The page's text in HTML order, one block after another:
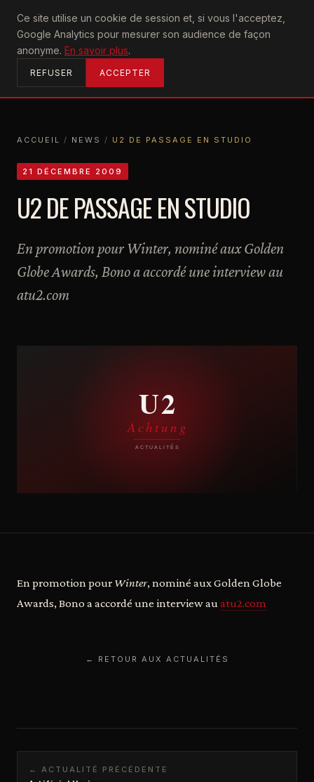
Ce site utilise un cookie de session et, si vous l'acceptez,
Google Analytics pour mesurer son audience de façon
anonyme. En savoir plus.
REFUSER ACCEPTER
U2achtung
ACCUEIL
ACCUEIL / NEWS / U2 DE PASSAGE EN STUDIO
21 DÉCEMBRE 2009
U2 DE PASSAGE EN STUDIO
En promotion pour Winter, nominé aux Golden
Globe Awards, Bono a accordé une interview au
atu2.com
En promotion pour Winter, nominé aux Golden Globe
Awards, Bono a accordé une interview auatu2.com
← RETOUR AUX ACTUALITÉS
← ACTUALITÉ PRÉCÉDENTE